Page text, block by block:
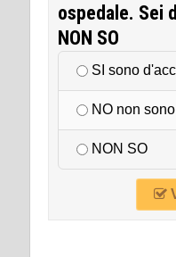
ospedale. Sei
NON SO
SI sono
NO non
NON SO